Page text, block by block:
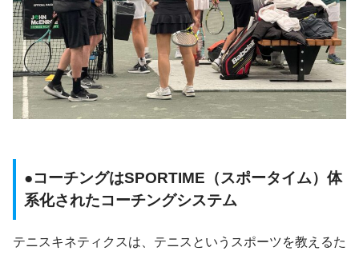
●コーチングはSPORTIME（スポータイム）体
系化されたコーチングシステム
テニスキネティクスは、テニスというスポーツを教えるた